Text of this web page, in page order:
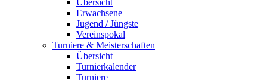
Übersicht
Erwachsene
Jugend / Jüngste
Vereinspokal
Turniere & Meisterschaften
Übersicht
Turnierkalender
Turniere